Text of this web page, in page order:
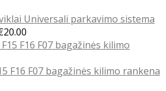
Universali parkavimo sistema
20.00
F16 F07 bagažinės kilimo rankena